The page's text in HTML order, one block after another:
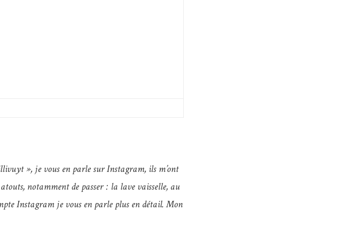
», je vous en parle sur Instagram, ils m’ont
notamment de passer : la lave vaisselle, au
Instagram je vous en parle plus en détail. Mon